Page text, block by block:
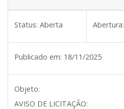
Status: Aberta Abertura:
Publicado em: 18/11/2025
Objeto:
AVISO DE LICITAÇÃO: